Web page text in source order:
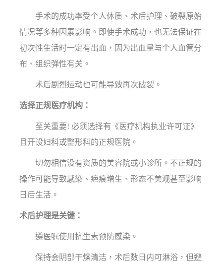
手术的成功率受个人体质、术后护理、破裂原始
情况等多种因素影响。即使手术成功，也无法保证在
初次性生活时一定有出血，因为出血量与个人血管分
布、组织弹性有关。
术后剧烈运动也可能导致再次破裂。
选择正规医疗机构：
至关重要! 必须选择有《医疗机构执业许可证》
且开设妇科或整形科的正规医院。
切勿相信没有资质的美容院或小诊所。不正规的
操作可能导致感染、疤痕增生、形态不美观甚至影响
日后生活。
术后护理是关键：
遵医嘱使用抗生素预防感染。
保持会阴部干燥清洁，术后数日内可淋浴，但避